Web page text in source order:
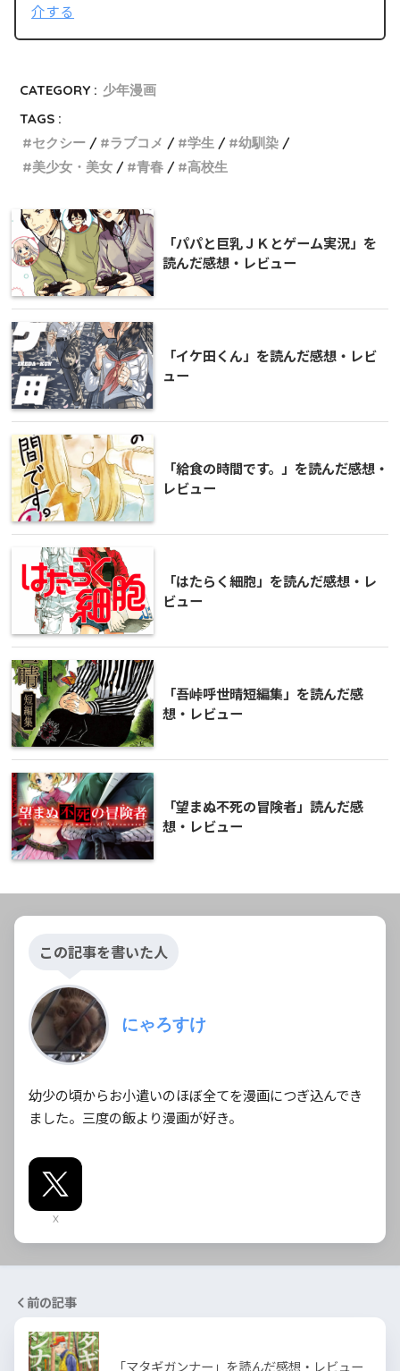
介する
CATEGORY : 少年漫画
TAGS :
セクシー
ラブコメ 学生
幼馴染
美少女・美女
青春 高校生
「パパと巨乳ＪＫとゲーム実況」を
読んだ感想・レビュー
「イケ田くん」を読んだ感想・レビ
ュー
「給食の時間です。」を読んだ感想・
レビュー
「はたらく細胞」を読んだ感想・レ
ビュー
「吾峠呼世晴短編集」を読んだ感
想・レビュー
「望まぬ不死の冒険者」読んだ感
想・レビュー
この記事を書いた人
にゃろすけ
幼少の頃からお小遣いのほぼ全てを漫画につぎ込んでき
ました。三度の飯より漫画が好き。
X
前の記事
「マタギガンナー」を読んだ感想・レビュー